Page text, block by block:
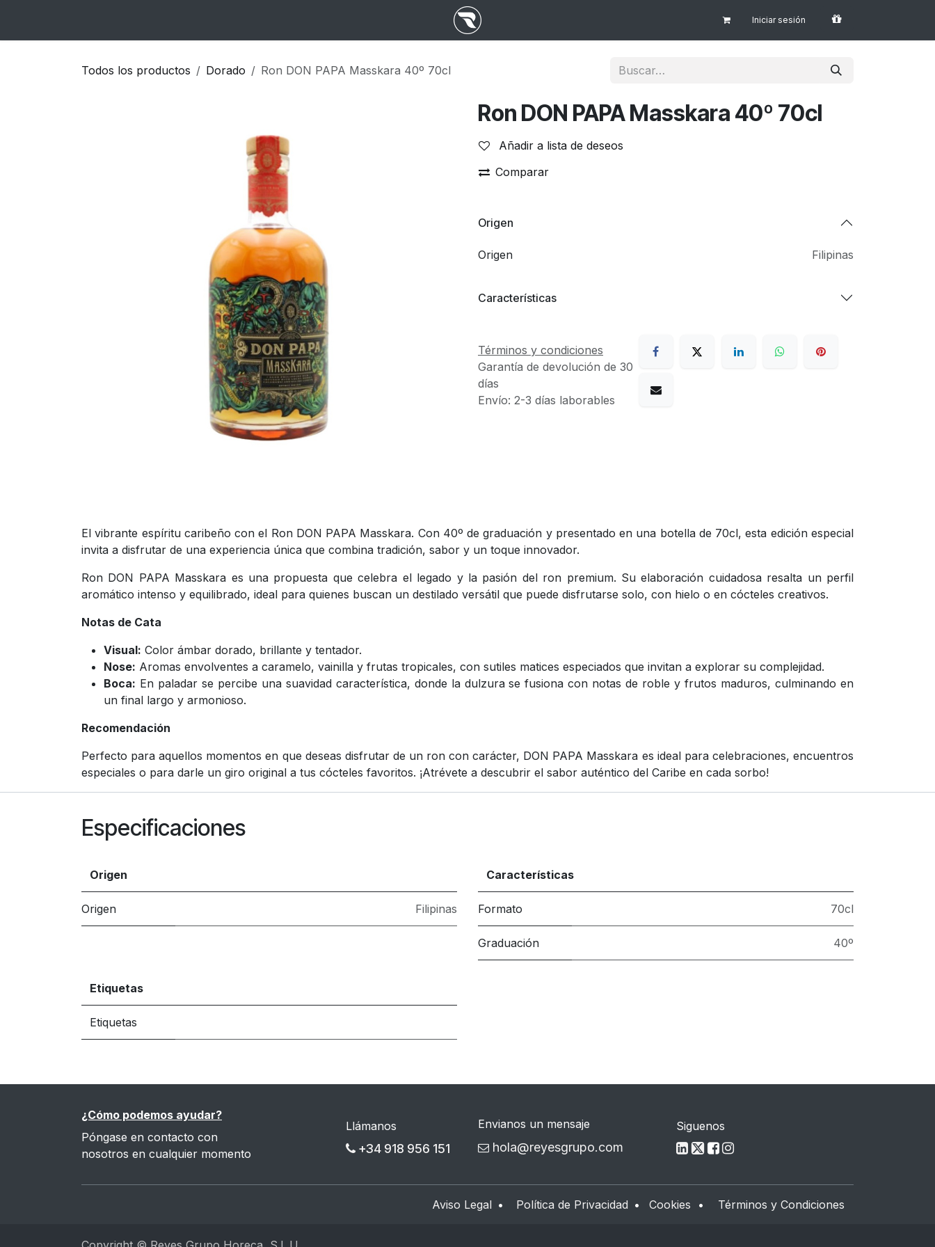
Iniciar sesión
Todos los productos Dorado Ron DON PAPA Masskara 40º 70cl
Ron DON PAPA Masskara 40º 70cl
Añadir a lista de deseos
Comparar
Origen
Origen Filipinas
Características
Términos y condiciones
Garantía de devolución de 30
días
Envío: 2-3 días laborables
El vibrante espíritu caribeño con el Ron DON PAPA Masskara. Con 40º de graduación y presentado en una botella de 70cl, esta edición especial
invita a disfrutar de una experiencia única que combina tradición, sabor y un toque innovador.
Ron DON PAPA Masskara es una propuesta que celebra el legado y la pasión del ron premium. Su elaboración cuidadosa resalta un perfil
aromático intenso y equilibrado, ideal para quienes buscan un destilado versátil que puede disfrutarse solo, con hielo o en cócteles creativos.
Notas de Cata
Visual: Color ámbar dorado, brillante y tentador.
Nose: Aromas envolventes a caramelo, vainilla y frutas tropicales, con sutiles matices especiados que invitan a explorar su complejidad.
Boca: En paladar se percibe una suavidad característica, donde la dulzura se fusiona con notas de roble y frutos maduros, culminando en
un final largo y armonioso.
Recomendación
Perfecto para aquellos momentos en que deseas disfrutar de un ron con carácter, DON PAPA Masskara es ideal para celebraciones, encuentros
especiales o para darle un giro original a tus cócteles favoritos. ¡Atrévete a descubrir el sabor auténtico del Caribe en cada sorbo!
Especificaciones
Origen
Origen Filipinas
Características
Formato 70cl
Graduación 40º
Etiquetas
Etiquetas
¿Cómo podemos ayudar?
Póngase en contacto con
nosotros en cualquier momento
Llámanos
+34 918 956 151
Envianos un mensaje
hola@reyesgrupo.com
Siguenos
Aviso Legal • Política de Privacidad • Cookies • Términos y Condiciones